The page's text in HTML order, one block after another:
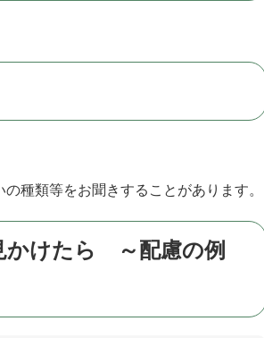
種類等をお聞きすることがあります。
かけたら ～配慮の例